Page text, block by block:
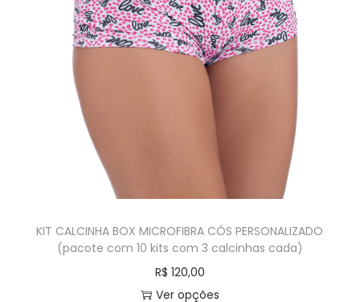
KIT CALCINHA BOX MICROFIBRA CÓS PERSONALIZADO
(pacote com 10 kits com 3 calcinhas cada)
R$ 120,00
Ver opções